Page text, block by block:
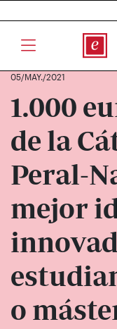
05/MAY./2021
1.000
de la
Peral-
mejor
o